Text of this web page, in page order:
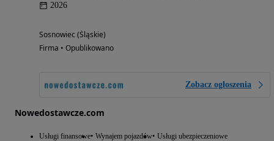
2026
Sosnowiec (Śląskie)
Firma • Opublikowano
Zobacz ogłoszenia
Nowedostawcze.com
Usługi finansowe Wynajem pojazdów Usługi ubezpieczeniowe